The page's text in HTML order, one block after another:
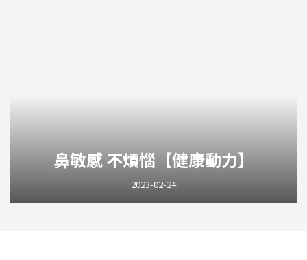
鼻敏感 不煩惱【健康動力】
2023-02-24